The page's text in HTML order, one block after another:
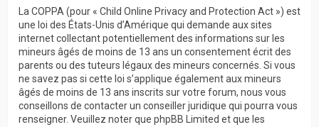
La COPPA (pour « Child Online Privacy and Protection Act ») est
une loi des États-Unis d’Amérique qui demande aux sites
internet collectant potentiellement des informations sur les
mineurs âgés de moins de 13 ans un consentement écrit des
parents ou des tuteurs légaux des mineurs concernés. Si vous
ne savez pas si cette loi s’applique également aux mineurs
âgés de moins de 13 ans inscrits sur votre forum, nous vous
conseillons de contacter un conseiller juridique qui pourra vous
renseigner. Veuillez noter que phpBB Limited et que les